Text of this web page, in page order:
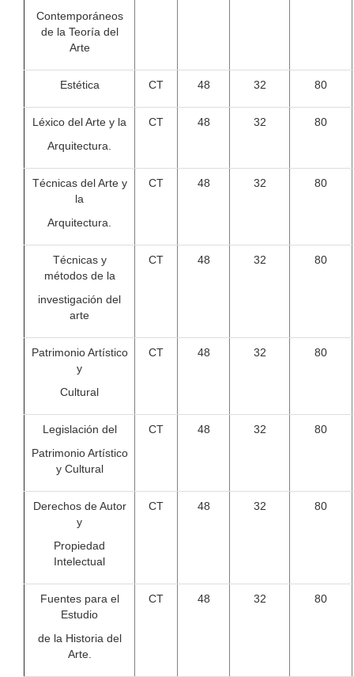
Contemporáneos
de la Teoría del
Arte
Estética CT 48 32 80
Léxico del Arte y la
Arquitectura.
CT 48 32 80
Técnicas del Arte y
la
Arquitectura.
CT 48 32 80
Técnicas y
métodos de la
investigación del
arte
CT 48 32 80
Patrimonio Artístico
y
Cultural
CT 48 32 80
Legislación del
Patrimonio Artístico
y Cultural
CT 48 32 80
Derechos de Autor
y
Propiedad
Intelectual
CT 48 32 80
Fuentes para el
Estudio
de la Historia del
Arte.
CT 48 32 80